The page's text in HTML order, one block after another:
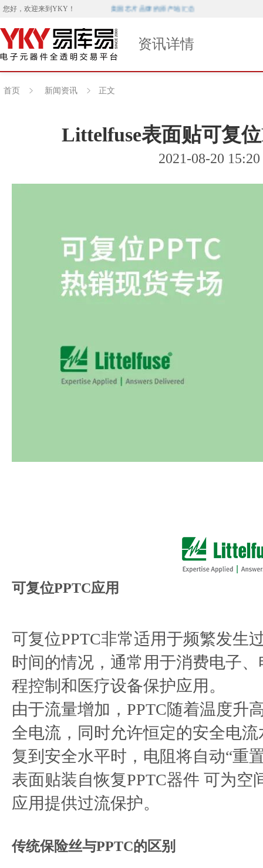
您好，欢迎来到 YKY ！ 美国芯片品牌的原产地汇总
资讯详情
首页 新闻资讯 正文
Littelfuse表面贴可复
2021-08-20 15:20
可复位PPTC应用
可复位PPTC非常适用于频繁发生
时间的情况，通常用于消费电子
程控制和医疗设备保护应用。
由于流量增加，PPTC随着温度升
全电流，同时允许恒定的安全电
复到安全水平时，电阻将自动“重
表面贴装自恢复PPTC器件 可为
应用提供过流保护。
传统保险丝与PPTC的区别